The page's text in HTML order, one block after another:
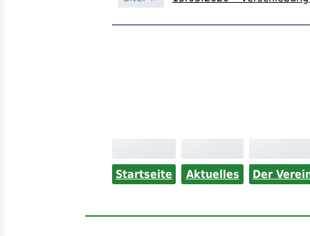
Startseite Aktuelles Der